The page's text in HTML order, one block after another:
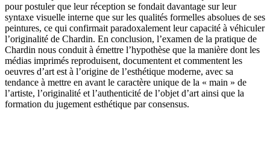
pour postuler que leur réception se fondait davantage sur leur
syntaxe visuelle interne que sur les qualités formelles absolues de ses
peintures, ce qui confirmait paradoxalement leur capacité à véhiculer
l’originalité de Chardin. En conclusion, l’examen de la pratique de
Chardin nous conduit à émettre l’hypothèse que la manière dont les
médias imprimés reproduisent, documentent et commentent les
oeuvres d’art est à l’origine de l’esthétique moderne, avec sa
tendance à mettre en avant le caractère unique de la « main » de
l’artiste, l’originalité et l’authenticité de l’objet d’art ainsi que la
formation du jugement esthétique par consensus.